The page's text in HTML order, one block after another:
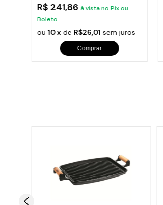
R$ 241,86 à vista no Pix ou
Boleto
ou10 x de R$26,01 sem juros
Comprar